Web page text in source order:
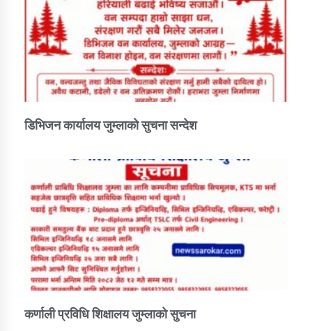
डिभिजन कार्यालय जुम्लाको सुचना सन्देश
कर्णाली प्रविधि शिक्षालय जुम्लाको सुचना